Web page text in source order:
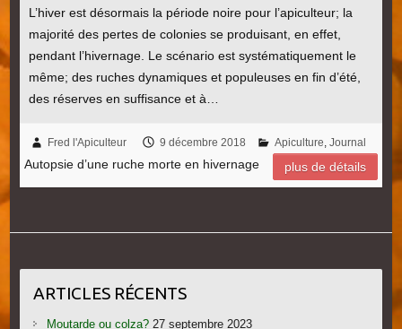
L’hiver est désormais la période noire pour l’apiculteur; la
majorité des pertes de colonies se produisant, en effet,
pendant l’hivernage. Le scénario est systématiquement le
même; des ruches dynamiques et populeuses en fin d’été,
des réserves en suffisance et à…
Fred l'Apiculteur 9 décembre 2018 Apiculture, Journal
Autopsie d’une ruche morte en hivernage plus de détails
ARTICLES RÉCENTS
Moutarde ou colza? 27 septembre 2023